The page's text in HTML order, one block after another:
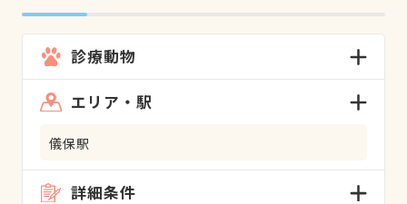
診療動物
エリア・駅
儀保駅
詳細条件